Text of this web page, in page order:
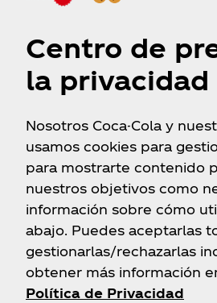
Centro de
la privacidad
Nosotros Coca-Cola y
usamos cookies para
para mostrarte contenido
nuestros objetivos como
información sobre cómo
abajo. Puedes aceptarlas
gestionarlas/rechazarlas
obtener más información
Política de Privacidad